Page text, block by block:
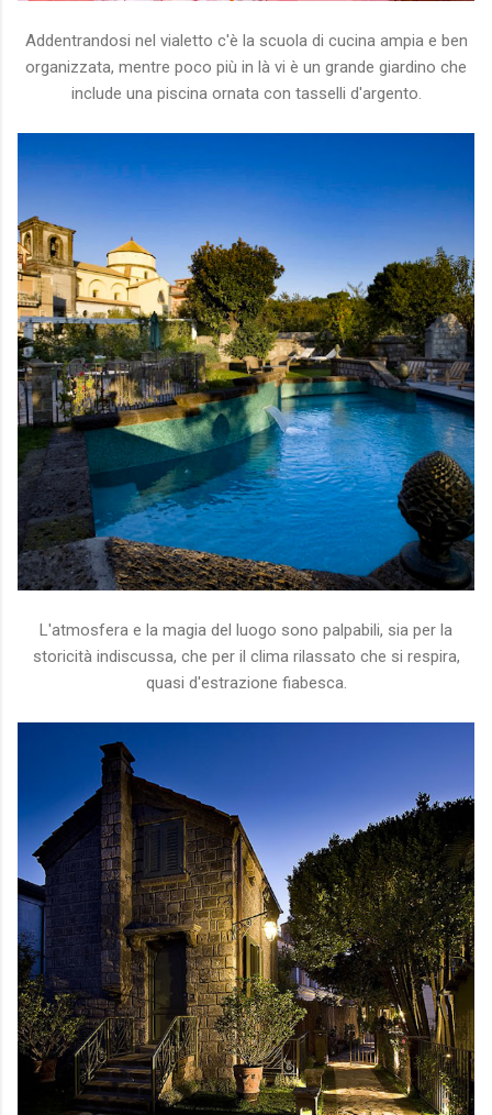
Addentrandosi nel vialetto c'è la scuola di cucina ampia e ben
organizzata, mentre poco più in là vi è un grande giardino che
include una piscina ornata con tasselli d'argento.
L'atmosfera e la magia del luogo sono palpabili, sia per la
storicità indiscussa, che per il clima rilassato che si respira,
quasi d'estrazione fiabesca.